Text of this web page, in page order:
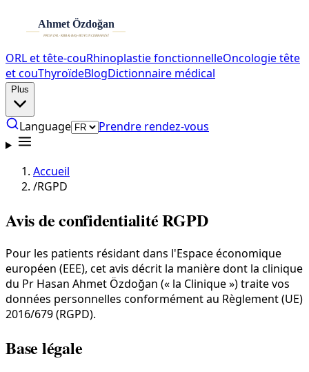
ORL et tête-couRhinoplastie fonctionnelleOncologie tête
et couThyroïdeBlogDictionnaire médical
Plus
Language Prendre rendez-vous
Accueil
/RGPD
Avis de confidentialité RGPD
Pour les patients résidant dans l'Espace économique
européen (EEE), cet avis décrit la manière dont la clinique
du Pr Hasan Ahmet Özdoğan (« la Clinique ») traite vos
données personnelles conformément au Règlement (UE)
2016/679 (RGPD).
Base légale